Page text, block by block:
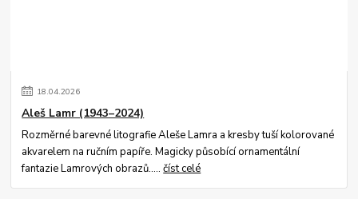
18.04.2026
Aleš Lamr (1943–2024)
Rozměrné barevné litografie Aleše Lamra a kresby tuší kolorované
akvarelem na ručním papíře. Magicky působící ornamentální
fantazie Lamrových obrazů.....číst celé